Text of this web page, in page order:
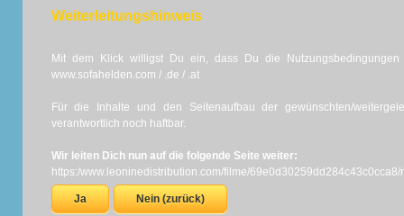
Weiterleitungshinweis
Mit dem Klick willigst Du ein, dass Du die
www.sofahelden.com / .de / .at
Für die Inhalte und den Seitenaufbau der gewünschten/
verantwortlich noch haftbar.
Wir leiten Dich nun auf die folgende Seite weiter:
https:/www.leoninedistribution.com/filme/69e0d30259dd284c43c0cca8/
Ja Nein (zurück)